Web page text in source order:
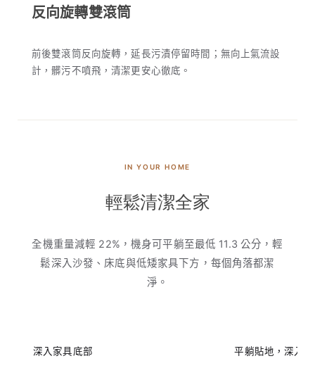
反向旋轉雙滾筒
前後雙滾筒反向旋轉，延長污漬停留時間；無向上氣流設
計，髒污不噴飛，清潔更安心徹底。
IN YOUR HOME
輕鬆清潔全家
全機重量減輕 22%，機身可平躺至最低 11.3 公分，輕
鬆深入沙發、床底與低矮家具下方，每個角落都潔
淨。
深入家具底部 平躺貼地，深入